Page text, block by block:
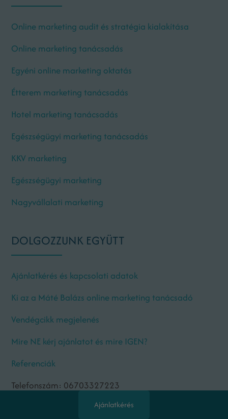
Online marketing audit és stratégia kialakítása
Online marketing tanácsadás
Egyéni online marketing oktatás
Étterem marketing tanácsadás
Hotel marketing tanácsadás
Egészségügyi marketing tanácsadás
KKV marketing
Egészségügyi marketing
Nagyvállalati marketing
DOLGOZZUNK EGYÜTT
Ajánlatkérés és kapcsolati adatok
Ki az a Máté Balázs online marketing tanácsadó
Vendégcikk megjelenés
Mire NE kérj ajánlatot és mire IGEN?
Referenciák
Telefonszám: 06703327223
ONLINE ESZKÖZTÁRAjánlatkérés